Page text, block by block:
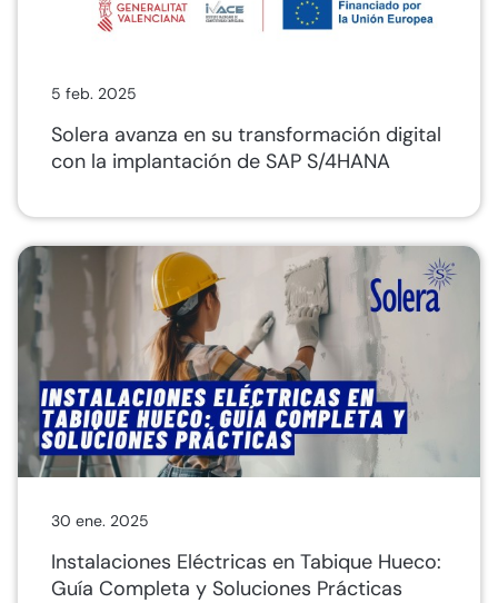
5 feb. 2025
Solera avanza en su transformación digital
con la implantación de SAP S/4HANA
30 ene. 2025
Instalaciones Eléctricas en Tabique Hueco:
Guía Completa y Soluciones Prácticas